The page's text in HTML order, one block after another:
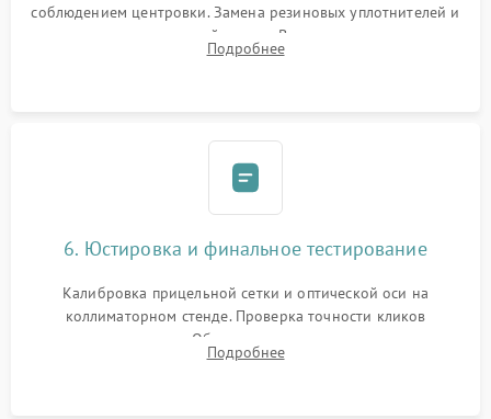
соблюдением центровки. Замена резиновых уплотнителей и
нанесение влагозащитной смазки. Вакуумирование корпуса
и заполнение его осушенным азотом или аргоном для
Подробнее
6. Юстировка и финальное тестирование
Калибровка прицельной сетки и оптической оси на
коллиматорном стенде. Проверка точности кликов
механизма поправок. Обязательное испытание прицела на
ударном стенде для проверки устойчивости к отдаче и
Подробнее